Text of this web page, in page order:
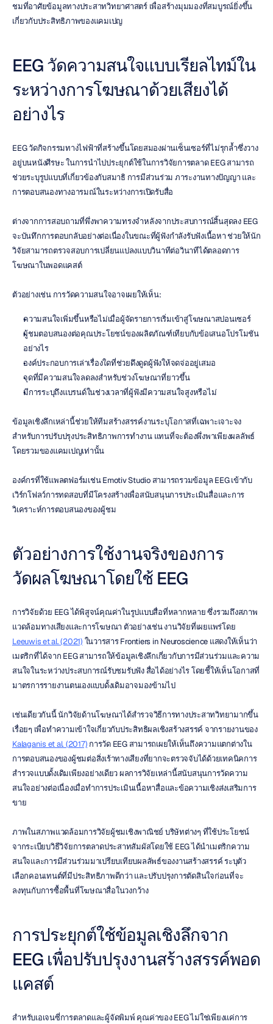
ชมที่อาศัยข้อมูลทางประสาทวิทยาศาสตร์ เพื่อสร้างมุมมองที่สมบูรณ์ยิ่งขึ้น
เกี่ยวกับประสิทธิภาพของแคมเปญ
EEG วัดความสนใจแบบเรียลไทม์ใน
ระหว่างการโฆษณาด้วยเสียงได้
อย่างไร
EEG วัดกิจกรรมทางไฟฟ้าที่สร้างขึ้นโดยสมองผ่านเซ็นเซอร์ที่ไม่รุกล้ำซึ่งวาง
อยู่บนหนังศีรษะ ในการนำไปประยุกต์ใช้ในการวิจัยการตลาด EEG สามารถ
ช่วยระบุรูปแบบที่เกี่ยวข้องกับสมาธิ การมีส่วนร่วม ภาระงานทางปัญญา และ
การตอบสนองทางอารมณ์ในระหว่างการเปิดรับสื่อ
ต่างจากการสอบถามที่พึ่งพาความทรงจำหลังจากประสบการณ์สิ้นสุดลง EEG
จะบันทึกการตอบกลับอย่างต่อเนื่องในขณะที่ผู้ฟังกำลังรับฟังเนื้อหา ช่วยให้นัก
วิจัยสามารถตรวจสอบการเปลี่ยนแปลงแบบวินาทีต่อวินาทีได้ตลอดการ
โฆษณาในพอดแคสต์
ตัวอย่างเช่น การวัดความสนใจอาจเผยให้เห็น:
ความสนใจเพิ่มขึ้นหรือไม่เมื่อผู้จัดรายการเริ่มเข้าสู่โฆษณาสปอนเซอร์
ผู้ชมตอบสนองต่อคุณประโยชน์ของผลิตภัณฑ์เทียบกับข้อเสนอโปรโมชัน
อย่างไร
องค์ประกอบการเล่าเรื่องใดที่ช่วยดึงดูดผู้ฟังให้จดจ่ออยู่เสมอ
จุดที่มีความสนใจลดลงสำหรับช่วงโฆษณาที่ยาวขึ้น
มีการระบุถึงแบรนด์ในช่วงเวลาที่ผู้ฟังมีความสนใจสูงหรือไม่
ข้อมูลเชิงลึกเหล่านี้ช่วยให้ทีมสร้างสรรค์งานระบุโอกาสที่เฉพาะเจาะจง
สำหรับการปรับปรุงประสิทธิภาพการทำงาน แทนที่จะต้องพึ่งพาเพียงผลลัพธ์
โดยรวมของแคมเปญเท่านั้น
องค์กรที่ใช้แพลตฟอร์มเช่น Emotiv Studio สามารถรวมข้อมูล EEG เข้ากับ
เวิร์กโฟลว์การทดสอบที่มีโครงสร้างเพื่อสนับสนุนการประเมินสื่อและการ
วิเคราะห์การตอบสนองของผู้ชม
ตัวอย่างการใช้งานจริงของการ
วัดผลโฆษณาโดยใช้ EEG
การวิจัยด้วย EEG ได้พิสูจน์คุณค่าในรูปแบบสื่อที่หลากหลาย ซึ่งรวมถึงสภาพ
Leeuwis et al. (2021) ในวารสาร Frontiers in Neuroscience แสดงให้เห็นว่า
เมตริกที่ได้จาก EEG สามารถให้ข้อมูลเชิงลึกเกี่ยวกับการมีส่วนร่วมและความ
สนใจในระหว่างประสบการณ์รับชมรับฟัง สื่อได้อย่างไร โดยชี้ให้เห็นโอกาสที่
มาตรการรายงานตนเองแบบดั้งเดิมอาจมองข้ามไป
เช่นเดียวกันนี้ นักวิจัยด้านโฆษณาได้สำรวจวิธีการทางประสาทวิทยามากขึ้น
เรื่อยๆ เพื่อทำความเข้าใจเกี่ยวกับประสิทธิผลเชิงสร้างสรรค์ จากรายงานของ
Kalaganis et al. (2017) การวัด EEG สามารถเผยให้เห็นถึงความแตกต่างใน
การตอบสนองของผู้ชมต่อสิ่งเร้าทางเสียงที่ยากจะตรวจจับได้ด้วยเทคนิคการ
สำรวจแบบดั้งเดิมเพียงอย่างเดียว ผลการวิจัยเหล่านี้สนับสนุนการวัดความ
สนใจอย่างต่อเนื่องเมื่อทำการประเมินเนื้อหาสื่อและข้อความเชิงส่งเสริมการ
ขาย
ภาพในสภาพแวดล้อมการวิจัยผู้ชมเชิงพาณิชย์ บริษัทต่างๆ ที่ใช้ประโยชน์
จากระเบียบวิธีวิจัยการตลาดประสาทสัมผัสโดยใช้ EEG ได้นำเมตริกความ
สนใจและการมีส่วนร่วมมาเปรียบเทียบผลลัพธ์ของงานสร้างสรรค์ ระบุตัว
เลือกคอนเทนต์ที่มีประสิทธิภาพดีกว่า และปรับปรุงการตัดสินใจก่อนที่จะ
ลงทุนกับการซื้อพื้นที่โฆษณาสื่อในวงกว้าง
การประยุกต์ใช้ข้อมูลเชิงลึกจาก
EEG เพื่อปรับปรุงงานสร้างสรรค์พอด
แคสต์
สำหรับเอเจนซี่การตลาดและผู้จัดพิมพ์ คุณค่าของ EEG ไม่ใช่เพียงแค่การ